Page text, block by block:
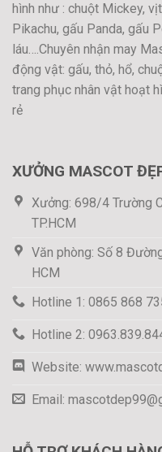
hình như : chuột Mickey,
Pikachu, gấu Panda, gấu
láu….Chuyên nhận may
động vật: gấu, thỏ, hổ,
trang phục nhân vật hoạt
rẻ
XƯỞNG MASCOT
Xưởng: 698/4 Trường
TP.HCM
Văn phòng: Số 8
HCM
Hotline 1: 0865 868
Hotline 2:
Website:
Email: